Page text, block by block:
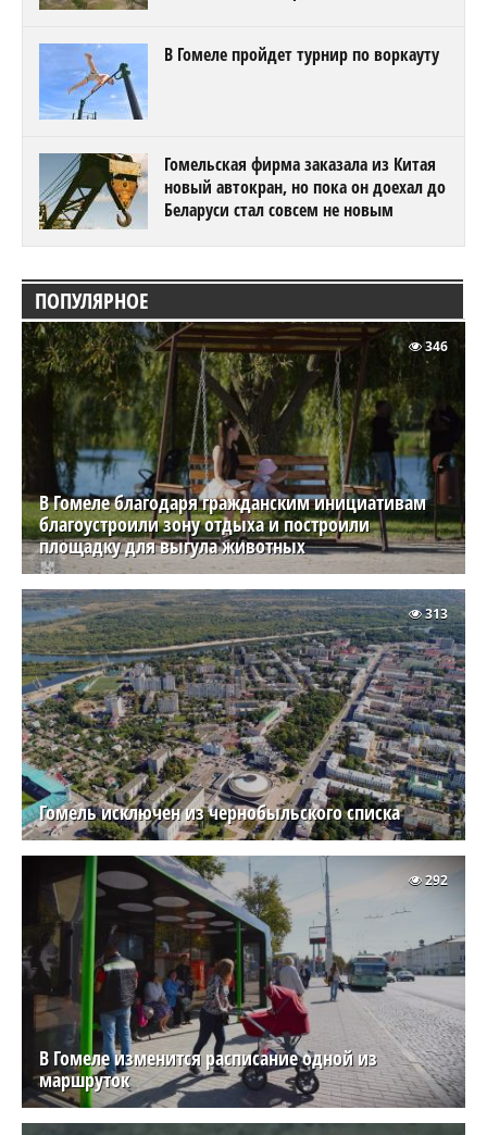
В Гомеле пройдет турнир по воркауту
Гомельская фирма заказала из Китая
новый автокран, но пока он доехал до
Беларуси стал совсем не новым
ПОПУЛЯРНОЕ
В Гомеле благодаря гражданским инициативам
благоустроили зону отдыха и построили
площадку для выгула животных
346
Гомель исключен из чернобыльского списка
313
В Гомеле изменится расписание одной из
маршруток
292